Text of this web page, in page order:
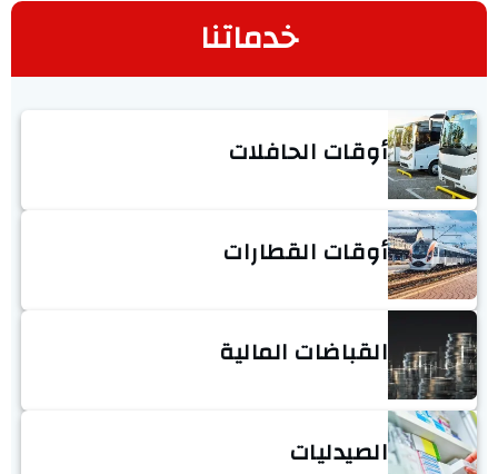
خدماتنا
أوقات الحافلات
أوقات القطارات
القباضات المالية
الصيدليات